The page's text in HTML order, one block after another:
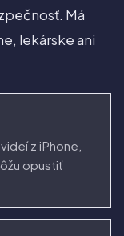
Má
lekárske ani
z iPhone,
opustiť